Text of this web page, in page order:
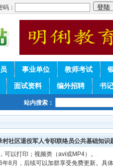
码：
事业单位 教师考试
面试资料 编外招聘 书
站内搜索：
社区退役军人专职联络员公共基础知识
可以打印；视频类（avi或MP4）。
8月，后续可以加群享受免费更新。具